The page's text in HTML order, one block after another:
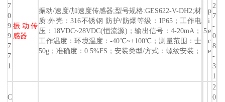
7
0
9
9
7
7
1
振动传
感器
振动/速度/加速度传感器;型号规格:GES622-V-DH2;材
质:外壳：316不锈钢 防护/防爆等级：IP65；工作电
压：18VDC~28VDC(恒流源)；输出信号：4-20mA；
工作温度：环境温度：-40℃~+100℃；测量范围：士
50g；准确度：0.5%FS；安装类型/方式：螺纹安装；
5
p
i
e
c
e
2
7
-
0
8
-
3
1
C
2
0